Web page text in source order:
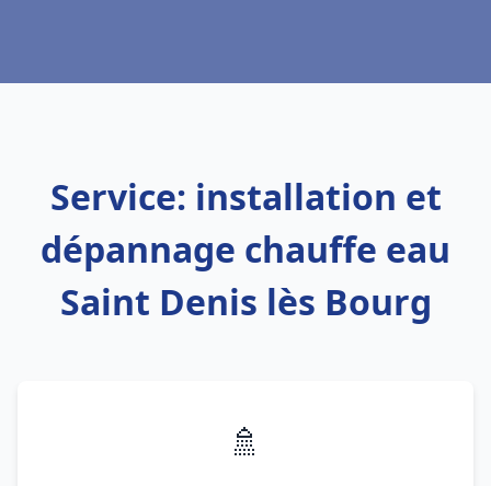
Service: installation et
dépannage chauffe eau
Saint Denis lès Bourg
🚿